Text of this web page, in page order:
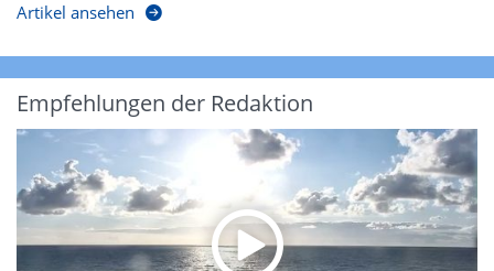
Artikel ansehen
Empfehlungen der Redaktion